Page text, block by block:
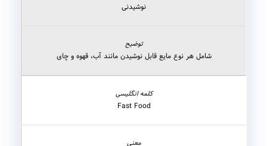
نوشیدنی
شامل هر نوع مایع قابل نوشیدن مانند آب، قهوه و چای
Fast Food